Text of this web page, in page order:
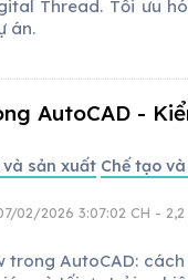
Thread. Tối ưu
án.
AutoCAD -
và sản xuất Chế tạo
02/2026 3:07:02 CH -
trong AutoCAD: